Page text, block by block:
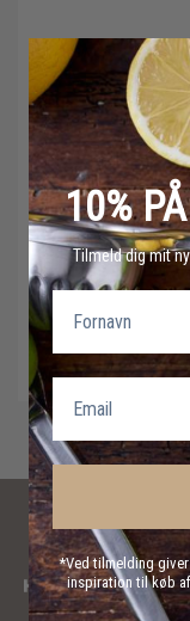
Password
Husk mig
10%
Tilmeld dig mit
Email
*Ved tilmelding
inspiration til køb